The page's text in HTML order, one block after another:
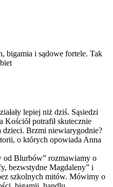
bigamia i sądowe fortele. Tak
lepiej niż dziś. Sąsiedzi
Kościół potrafił skutecznie
dzieci. Brzmi niewiarygodnie?
o których opowiada Anna
od Blurbów” rozmawiamy o
bezwstydne Magdaleny” i
szkolnych mitów. Mówimy o